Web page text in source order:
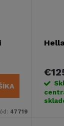
47719